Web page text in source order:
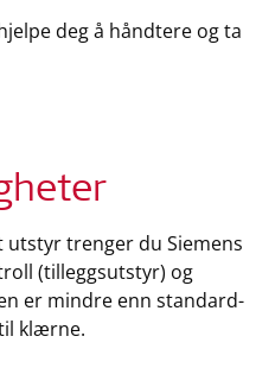
deg å håndtere og ta
utstyr trenger du Siemens
(tilleggsutstyr) og
er mindre enn standard-
klærne.